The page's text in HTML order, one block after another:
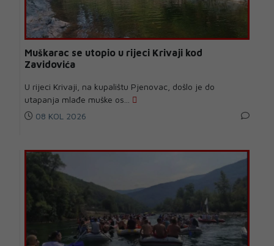
Muškarac se utopio u rijeci Krivaji kod
Zavidovića
U rijeci Krivaji, na kupalištu Pjenovac, došlo je do
utapanja mlađe muške os...
08 KOL 2026